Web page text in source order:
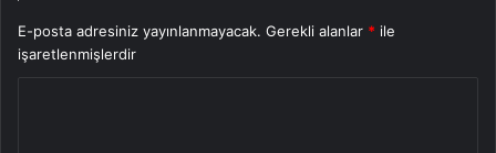
E-posta adresiniz yayınlanmayacak. Gerekli alanlar * ile
işaretlenmişlerdir